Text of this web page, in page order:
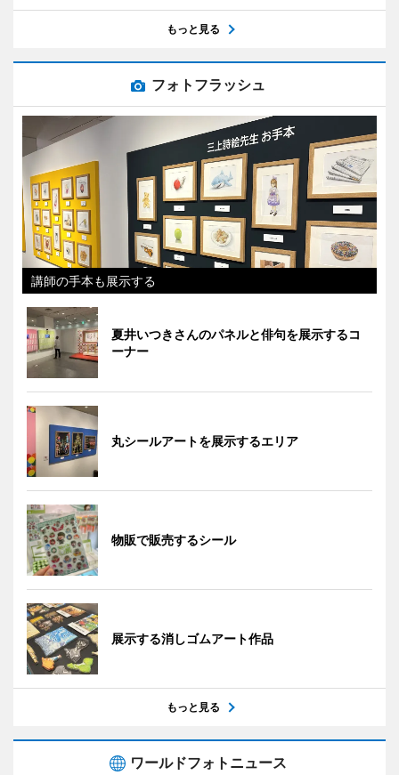
もっと見る
フォトフラッシュ
講師の手本も展示する
夏井いつきさんのパネルと俳句を展示するコ
ーナー
丸シールアートを展示するエリア
物販で販売するシール
展示する消しゴムアート作品
もっと見る
ワールドフォトニュース